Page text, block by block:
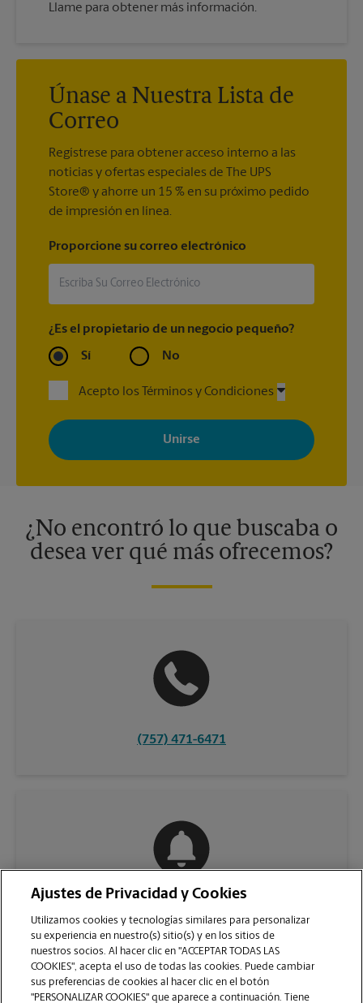
Llame para obtener más información.
Únase a Nuestra Lista de
Correo
Regístrese para obtener acceso interno a las
noticias y ofertas especiales de The UPS
Store® y ahorre un 15 % en su próximo pedido
de impresión en línea.
Proporcione su correo electrónico
¿Es el propietario de un negocio pequeño?
Sí No
Acepto los Términos y Condiciones
Al registrarse, acepta recibir correos electrónicos de The UPS
Store con noticias, ofertas especiales, promociones y mensajes
adaptados a sus intereses. Puede darse de baja en cualquier
momento. Para más información, consulte nuestra política de
¿No encontró lo que buscaba o
desea ver qué más ofrecemos?
(757) 471-6471
Ajustes de Privacidad y Cookies
Utilizamos cookies y tecnologías similares para personalizar
su experiencia en nuestro(s) sitio(s) y en los sitios de
nuestros socios. Al hacer clic en "ACCEPTAR TODAS LAS
COOKIES", acepta el uso de todas las cookies. Puede cambiar
sus preferencias de cookies al hacer clic en el botón
"PERSONALIZAR COOKIES" que aparece a continuación. Tiene